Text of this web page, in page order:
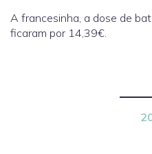
A francesinha, a dose de
ficaram por 14,39€.